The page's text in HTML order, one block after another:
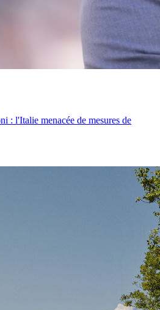
: l'Italie menacée de mesures de